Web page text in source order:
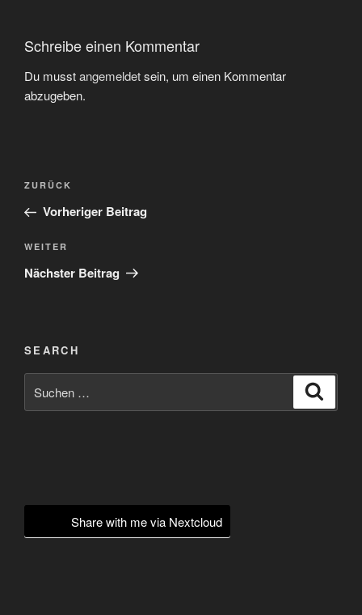
Schreibe einen Kommentar
Du musstangemeldetsein, um einen Kommentar
abzugeben.
Beitragsnavigation
Vorheriger
Beitrag
ZURÜCK
Vorheriger Beitrag
Nächster
Beitrag
WEITER
Nächster Beitrag
SEARCH
nach:
Share with me via Nextcloud